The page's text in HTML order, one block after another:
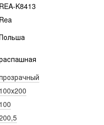
REA-K8413
Rea
100х200
100